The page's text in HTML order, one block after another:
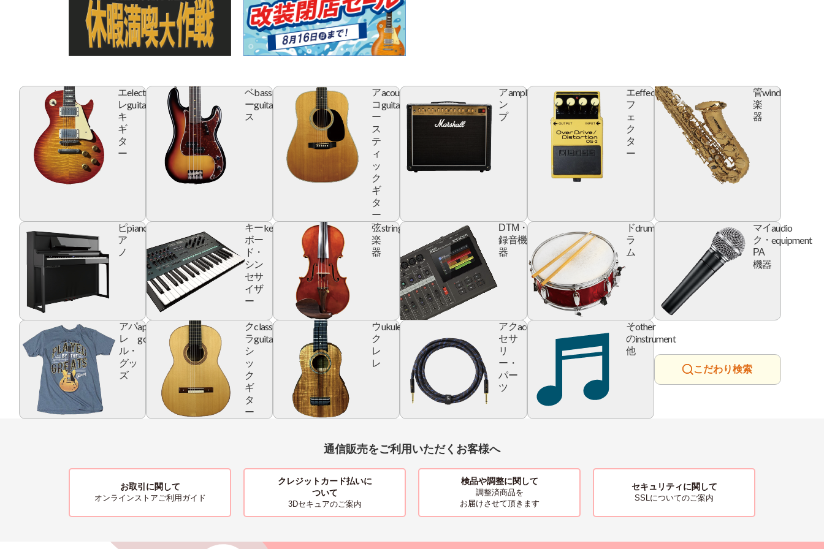
エ
レ
キ
ギ
タ
ー
electric
guitar
ベ
ー
ス
bass
guitar
ア
コ
ー
ス
テ
ィ
ッ
ク
ギ
タ
ー
acoustic
guitar
ア
ン
プ
amplifier
エ
フ
ェ
ク
タ
ー
effector
管
楽
器
wind
ピ
ア
ノ
piano
キー
ボー
ド・
シン
セサ
イザ
ー
keyboard
弦
楽
器
string
DTM・
録音機
器
digital
device
ド
ラ
ム
drum
マイ
ク・
PA
機器
audio
equipment
アパ
レ
ル・
グッ
ズ
apparel
goods
ク
ラ
シ
ッ
ク
ギ
タ
ー
classic
guitar
ウ
ク
レ
レ
ukulele
アク
セサ
リ
ー・
パー
ツ
accessory
そ
の
他
other
instrument
こだわり検索
通信販売をご利用いただくお客様へ
お取引に関して
オンラインストアご利用ガイド
クレジットカード払いに
ついて
3Dセキュアのご案内
検品や調整に関して
調整済商品を
お届けさせて頂きます
セキュリティに関して
SSLについてのご案内